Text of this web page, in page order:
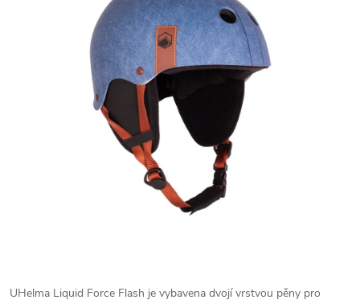
UHelma Liquid Force Flash je vybavena dvojí vrstvou pěny pro